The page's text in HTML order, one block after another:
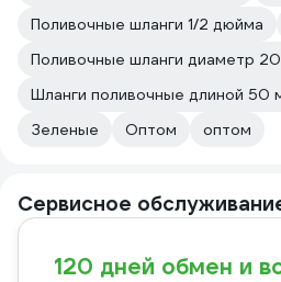
Поливочные шланги 1/2 дюйма
Поливочные шланги диаметр
Шланги поливочные длиной 50
Зеленые
Оптом оптом
Сервисное
120 дней обмен и